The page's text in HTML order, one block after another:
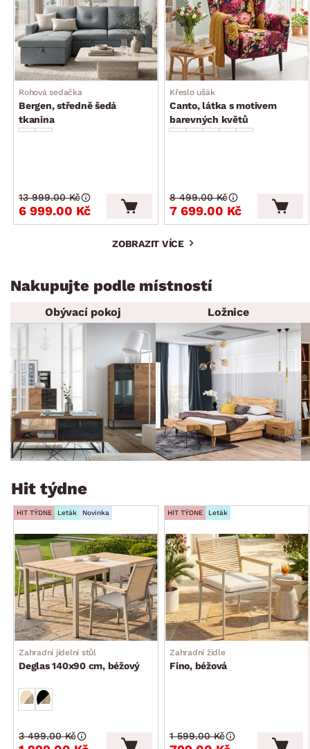
Rohová sedačka
Bergen, středně šedá
tkanina
6 999.00 Kč
13 999.00 Kč
Křeslo ušák
Canto, látka s motivem
barevných květů
7 699.00 Kč
8 499.00 Kč
ZOBRAZIT VÍCE
Nakupujte podle místností
Obývací pokoj Ložnice
Hit týdne
HIT TÝDNE Leták Novinka
Zahradní jídelní stůl
Deglas 140x90 cm, béžový
3 499.00 Kč
HIT TÝDNE Leták
Zahradní židle
Fino, béžová
1 599.00 Kč